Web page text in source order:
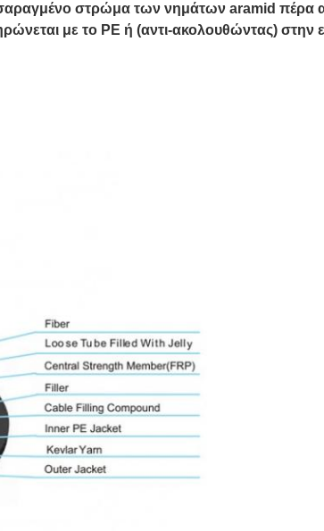
στρώμα των νημάτων aramid πέρα
με το PE ή (αντι-ακολουθώντας) στην